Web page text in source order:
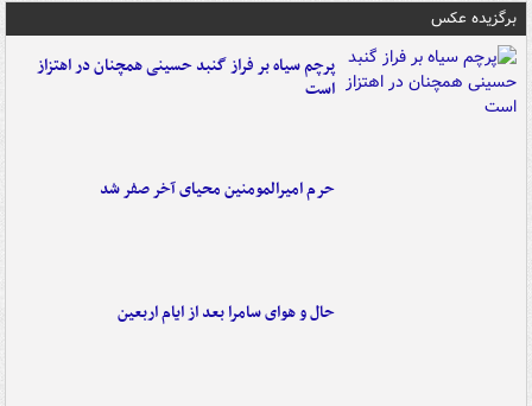
برگزیده عکس
پرچم سیاه بر فراز گنبد حسینی همچنان در اهتزاز
است
حرم امیرالمومنین محیای آخر صفر شد
حال و هوای سامرا بعد از ایام اربعین